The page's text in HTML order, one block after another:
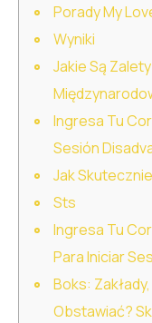
Porady My
Wyniki
Jakie Są
Ingresa Tu
Sesión
Jak
Sts
Ingresa Tu
Para Iniciar
Boks:
Obstawiać?